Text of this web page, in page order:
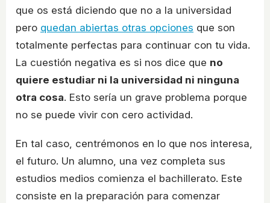
que os está diciendo que no a la universidad
pero quedan abiertas otras opciones que son
totalmente perfectas para continuar con tu vida.
La cuestión negativa es si nos dice que no
quiere estudiar ni la universidad ni ninguna
otra cosa. Esto sería un grave problema porque
no se puede vivir con cero actividad.
En tal caso, centrémonos en lo que nos interesa,
el futuro. Un alumno, una vez completa sus
estudios medios comienza el bachillerato. Este
consiste en la preparación para comenzar